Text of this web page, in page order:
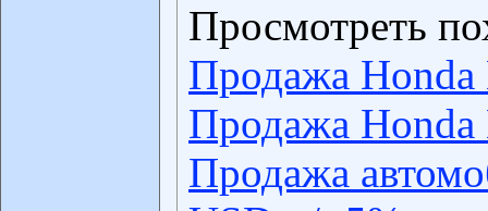
Просмотреть
Продажа
Продажа
Продажа